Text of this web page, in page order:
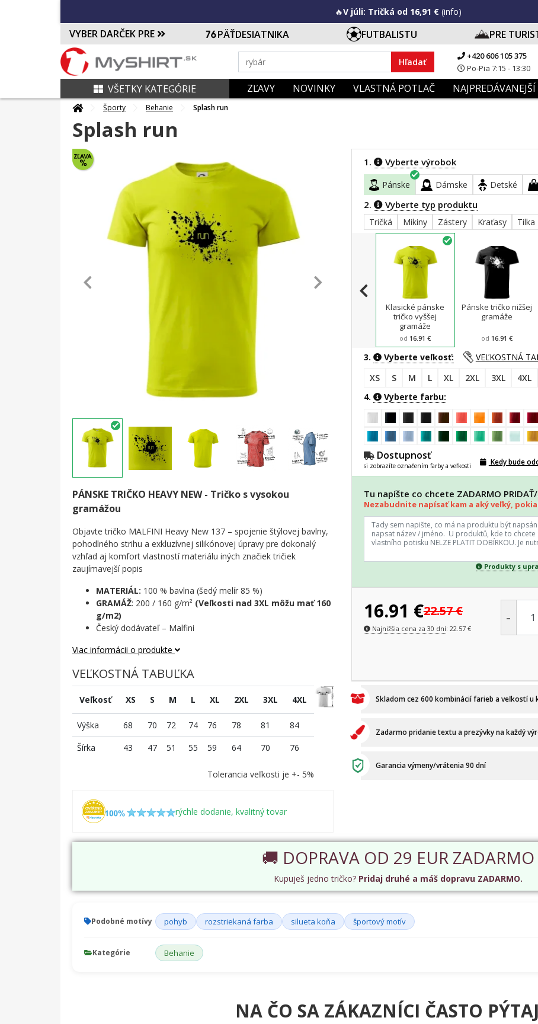
🔥V júli: Tričká od 16,91 € (info)
VYBER DARČEK PRE PÄŤDESIATNIKA FUTBALISTU PRE
Hľadať
+420 606 105 375
Po-Pia 7:15 - 13:30
VŠETKY KATEGÓRIE ZĽAVY NOVINKY VLASTNÁ POTLAČ NAJPREDÁVANEJŠÍ
Športy Behanie Splash run
Splash run
PÁNSKE TRIČKO HEAVY NEW - Tričko s vysokou
gramážou
Objavte tričko MALFINI Heavy New 137 – spojenie štýlovej bavlny,
pohodlného strihu a exkluzívnej silikónovej úpravy pre dokonalý
vzhľad aj komfort vlastností materiálu iných značiek tričiek
zaujímavejší popis
MATERIÁL: 100 % bavlna (šedý melír 85 %)
GRAMÁŽ: 200 / 160 g/m² (Veľkosti nad 3XL môžu mať 160
g/m2)
Český dodávateľ – Malfini
Viac informácii o produkte
VEĽKOSTNÁ TABUĽKA
Veľkosť XS S M L XL 2XL 3XL 4XL
Výška 68 70 72 74 76 78 81
84
Šírka
43 47 51 55 59 64 70 76
Tolerancia veľkosti je +- 5%
rýchle dodanie, kvalitný tovar
1. Vyberte výrobok
Pánske Dámske Detské
2. Vyberte typ produktu
Tričká Mikiny Zástery Kraťasy Tilka
Klasické pánske
tričko vyššej
gramáže
od 16.91 €
Pánske tričko nižšej
gramáže
od 16.91 €
3. Vyberte veľkosť:
VEĽKOSTNÁ
XS
S M L XL 2XL 3XL 4XL
4.
Vyberte farbu:
Dostupnosť
si zobrazíte označením farby a veľkosti Kedy bude
Tu napíšte co chcete ZADARMO
Nezabudnite napísať kam a aký veľký,
Produkty s
16.91 €22.57€
Najnižšia cena za 30 dní: 22.57€
-
Skladom cez 600 kombinácií farieb a veľkostí u
Zadarmo pridanie textu a prezývky na každý
Garancia výmeny/vrátenia 90 dní
🚚 DOPRAVA OD 29 EUR ZADARMO
Kupuješ jedno tričko? Pridaj druhé a máš dopravu ZADARMO.
Podobné motívy pohyb rozstriekaná farba silueta koňa športový motív
Kategórie Behanie
NA ČO SA ZÁKAZNÍCI ČASTO